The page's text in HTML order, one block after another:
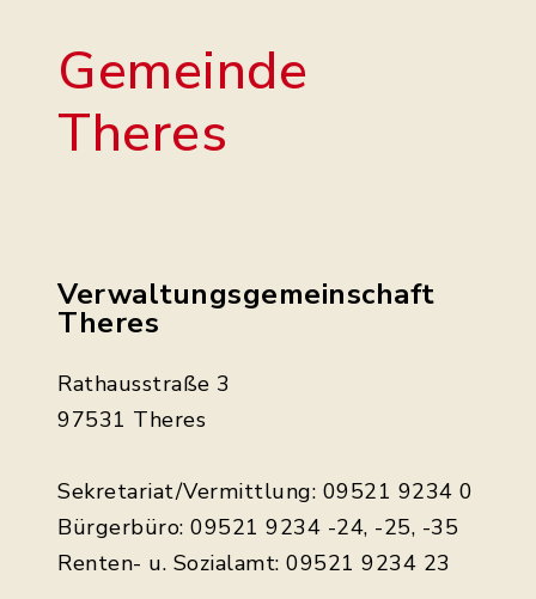
Gemeinde
Theres
Verwaltungsgemeinschaft
Theres
Rathausstraße 3
97531 Theres
Sekretariat/Vermittlung: 09521 9234 0
Bürgerbüro: 09521 9234 -24, -25, -35
Renten- u. Sozialamt: 09521 9234 23